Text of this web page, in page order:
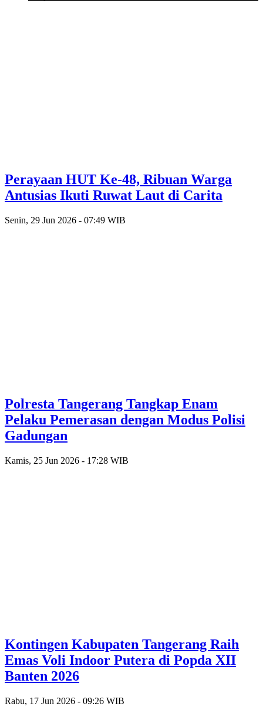
Perayaan HUT Ke-48, Ribuan Warga
Antusias Ikuti Ruwat Laut di Carita
Senin, 29 Jun 2026 - 07:49 WIB
Polresta Tangerang Tangkap Enam
Pelaku Pemerasan dengan Modus Polisi
Gadungan
Kamis, 25 Jun 2026 - 17:28 WIB
Kontingen Kabupaten Tangerang Raih
Emas Voli Indoor Putera di Popda XII
Banten 2026
Rabu, 17 Jun 2026 - 09:26 WIB